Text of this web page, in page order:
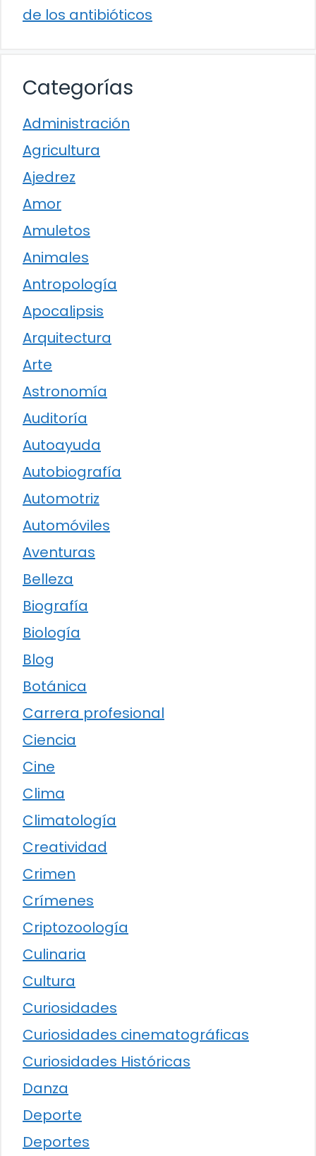
de los antibióticos
Categorías
Administración
Agricultura
Ajedrez
Amor
Amuletos
Animales
Antropología
Apocalipsis
Arquitectura
Arte
Astronomía
Auditoría
Autoayuda
Autobiografía
Automotriz
Automóviles
Aventuras
Belleza
Biografía
Biología
Blog
Botánica
Carrera profesional
Ciencia
Cine
Clima
Climatología
Creatividad
Crimen
Crímenes
Criptozoología
Culinaria
Cultura
Curiosidades
Curiosidades cinematográficas
Curiosidades Históricas
Danza
Deporte
Deportes